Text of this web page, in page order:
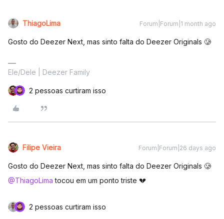
ThiagoLima Forum|Forum|1 month ago
Gosto do Deezer Next, mas sinto falta do Deezer Originals 🥲
Ele/Dele | Deezer Family
2 pessoas curtiram isso
Filipe Vieira Forum|Forum|26 days ago
Gosto do Deezer Next, mas sinto falta do Deezer Originals 🥲
@ThiagoLima tocou em um ponto triste 💔
2 pessoas curtiram isso